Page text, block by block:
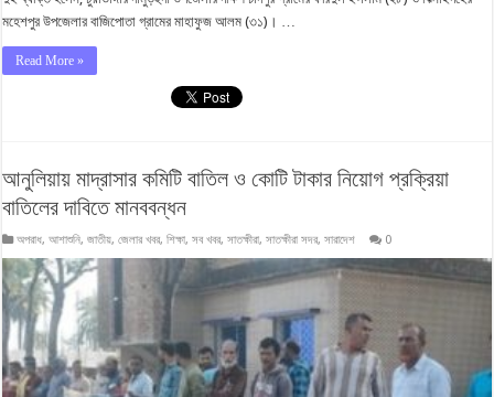
মহেশপুর উপজেলার বাজিপোতা গ্রামের মাহাফুজ আলম (৩১)। …
Read More »
আনুলিয়ায় মাদ্রাসার কমিটি বাতিল ও কোটি টাকার নিয়োগ প্রক্রিয়া
বাতিলের দাবিতে মানববন্ধন
অপরাধ,আশাশুনি,জাতীয়,জেলার খবর,শিক্ষা,সব খবর,সাতক্ষীরা,সাতক্ষীরা সদর,সারাদেশ 0